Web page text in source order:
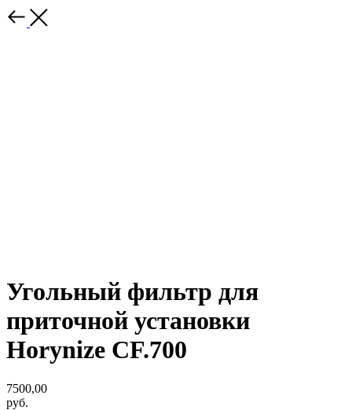
Угольный фильтр для
приточной установки
Horynize CF.700
7500,00
руб.